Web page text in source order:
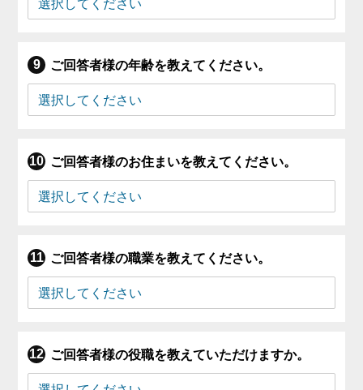
ご回答者様の年齢を教えてください。
ご回答者様のお住まいを教えてください。
ご回答者様の職業を教えてください。
ご回答者様の役職を教えていただけますか。